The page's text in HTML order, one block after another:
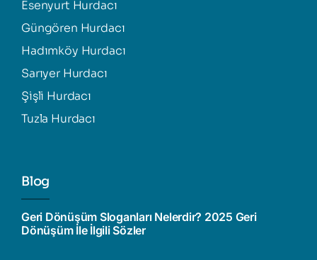
Esenyurt Hurdacı
Güngören Hurdacı
Hadımköy Hurdacı
Sarıyer Hurdacı
Şişli Hurdacı
Tuzla Hurdacı
Blog
Geri Dönüşüm Sloganları Nelerdir? 2025 Geri
Dönüşüm İle İlgili Sözler